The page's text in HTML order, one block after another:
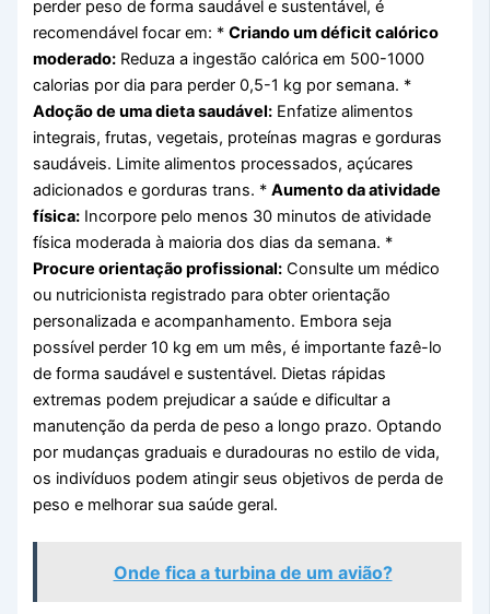
perder peso de forma saudável e sustentável, é
recomendável focar em: *Criando um déficit calórico
moderado: Reduza a ingestão calórica em 500-1000
calorias por dia para perder 0,5-1 kg por semana. *
Adoção de uma dieta saudável: Enfatize alimentos
integrais, frutas, vegetais, proteínas magras e gorduras
saudáveis. Limite alimentos processados, açúcares
adicionados e gorduras trans. *Aumento da atividade
física: Incorpore pelo menos 30 minutos de atividade
física moderada à maioria dos dias da semana. *
Procure orientação profissional: Consulte um médico
ou nutricionista registrado para obter orientação
personalizada e acompanhamento. Embora seja
possível perder 10 kg em um mês, é importante fazê-lo
de forma saudável e sustentável. Dietas rápidas
extremas podem prejudicar a saúde e dificultar a
manutenção da perda de peso a longo prazo. Optando
por mudanças graduais e duradouras no estilo de vida,
os indivíduos podem atingir seus objetivos de perda de
peso e melhorar sua saúde geral.
Onde fica a turbina de um avião?